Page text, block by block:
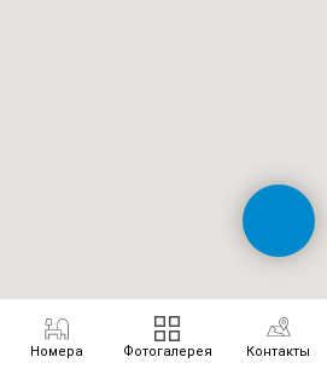
Номера Фотогалерея Контакты